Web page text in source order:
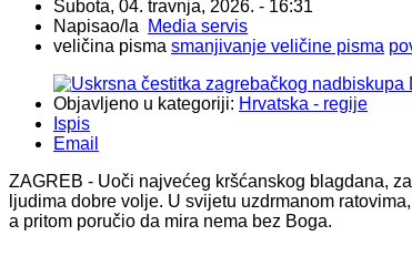
Subota, 04. travnja, 2026. - 16:31
Napisao/la
Media servis
veličina pisma smanjivanje veličine pisma
Objavljeno u kategoriji: Hrvatska - regije
Ispis
Email
ZAGREB - Uoči najvećeg kršćanskog blagdana,
ljudima dobre volje. U svijetu uzdrmanom
a pritom poručio da mira nema bez Boga.